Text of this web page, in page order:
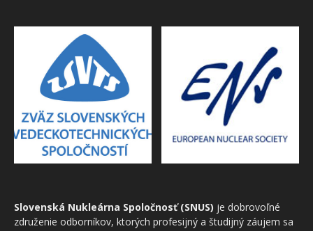
Slovenská Nukleárna Spoločnosť (SNUS) je dobrovoľné
združenie odborníkov, ktorých profesijný a študijný záujem sa